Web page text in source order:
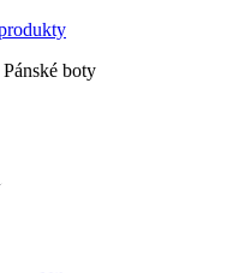
Pánské boty